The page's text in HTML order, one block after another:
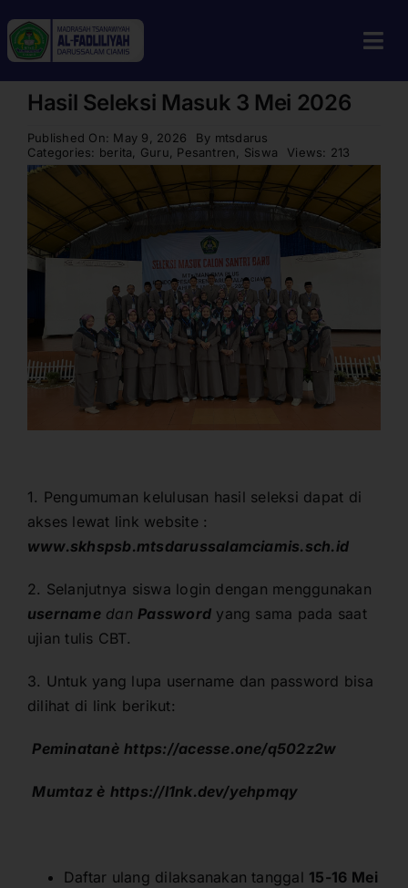
to
content
Home
Profil
Guru & Tenaga Kependidikan
Berita
Calon Siswa
Aplikasi
Hasil Seleksi Masuk 3 Mei 2026
Published On: May 9, 2026 By mtsdarus
Categories: berita Guru Pesantren Siswa Views: 213
1. Pengumuman kelulusan hasil seleksi dapat di
akses lewat link website :
www.skhspsb.mtsdarussalamciamis.sch.id
2. Selanjutnya siswa login dengan menggunakan
usernamedanPassword yang sama pada saat
ujian tulis CBT.
3. Untuk yang lupa username dan password bisa
dilihat di link berikut:
Peminatanè https://acesse.one/q502z2w
Mumtaz è https://l1nk.dev/yehpmqy
Daftar ulang dilaksanakan tanggal 15-16 Mei